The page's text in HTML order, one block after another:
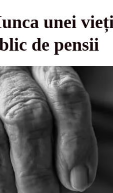
unei
de pensii